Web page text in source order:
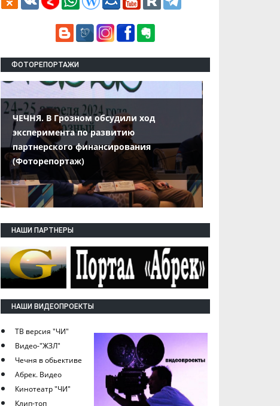
ФОТОРЕПОРТАЖИ
ЧЕЧНЯ. В Грозном обсудили ход
эксперимента по развитию
партнерского финансирования
(Фоторепортаж)
НАШИ ПАРТНЕРЫ
НАШИ ВИДЕОПРОЕКТЫ
ТВ версия "ЧИ"
Видео-"ЖЗЛ"
Чечня в обьективе
Абрек. Видео
Кинотеатр "ЧИ"
Клип-топ